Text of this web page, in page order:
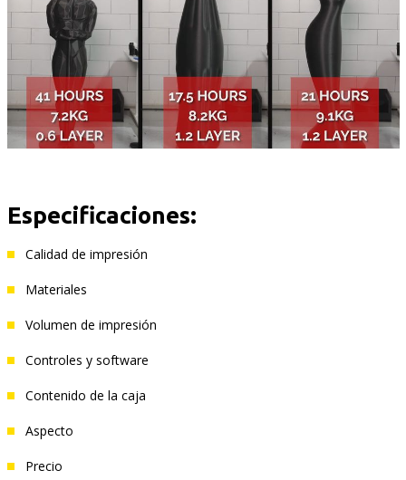
Especificaciones:
Calidad de impresión
Materiales
Volumen de impresión
Controles y software
Contenido de la caja
Aspecto
Precio